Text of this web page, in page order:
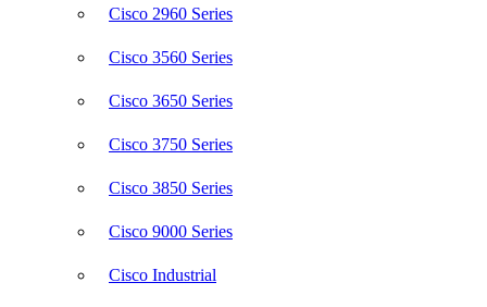
Cisco 2960 Series
Cisco 3560 Series
Cisco 3650 Series
Cisco 3750 Series
Cisco 3850 Series
Cisco 9000 Series
Cisco Industrial